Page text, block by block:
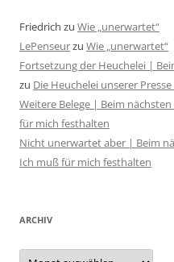
Friedrich zu Wie „unerwartet“
LePenseurzu Wie „unerwartet“
Fortsetzung der Heuchelei |
zu Die Heuchelei unserer
Weitere Belege | Beim
für mich festhalten
Nicht unerwartet aber | Beim
Ich muß für mich festhalten
ARCHIV
Archiv